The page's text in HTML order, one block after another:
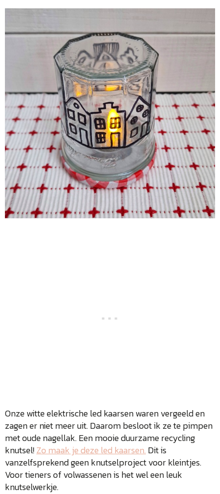
Onze witte elektrische led kaarsen waren vergeeld en
zagen er niet meer uit. Daarom besloot ik ze te pimpen
met oude nagellak. Een mooie duurzame recycling
knutsel!Zo maak je deze led kaarsen. Dit is
vanzelfsprekend geen knutselproject voor kleintjes.
Voor tieners of volwassenen is het wel een leuk
knutselwerkje.